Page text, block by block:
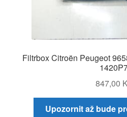
Filtrbox Citroën Peugeot
847,00
Upozornit až bude